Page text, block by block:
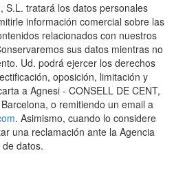
S.L. tratará los datos personales
información comercial sobre las
relacionados con nuestros
sus datos mientras no
Ud. podrá ejercer los derechos
oposición, limitación y
a Agnesi - CONSELL DE CENT,
o remitiendo un email a
. Asimismo, cuando lo considere
una reclamación ante la Agencia
datos.